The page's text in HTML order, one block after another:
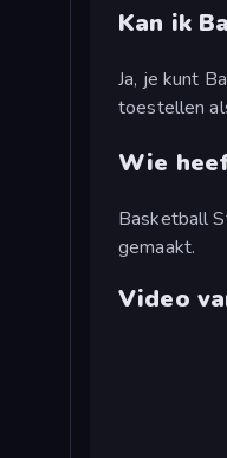
Kan ik
Ja, je kunt
toestellen
Wie
Basketball
gemaakt.
Video